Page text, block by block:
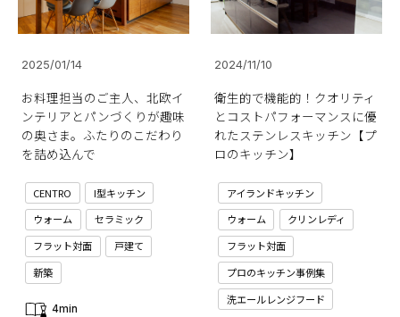
2025/01/14
お料理担当のご主人、北欧イ
ンテリアとパンづくりが趣味
の奥さま。ふたりのこだわり
を詰め込んで
CENTRO
I型キッチン
ウォーム
セラミック
フラット対面
戸建て
新築
4min
2024/11/10
衛生的で機能的！クオリティ
とコストパフォーマンスに優
れたステンレスキッチン【プ
ロのキッチン】
アイランドキッチン
ウォーム
クリンレディ
フラット対面
プロのキッチン事例集
洗エールレンジフード